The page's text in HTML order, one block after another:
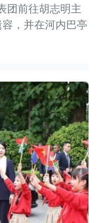
团前往胡志明主
，并在河内巴亭